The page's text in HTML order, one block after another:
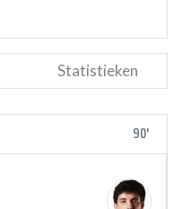
Statistieken
90'